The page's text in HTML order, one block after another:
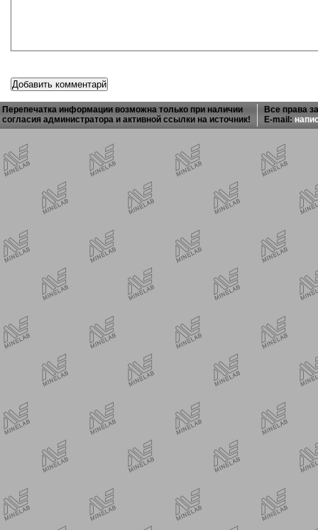
Перепечатка информации возможна только при наличии
согласия администратора и активной ссылки на источник!
Все права
E-mail: